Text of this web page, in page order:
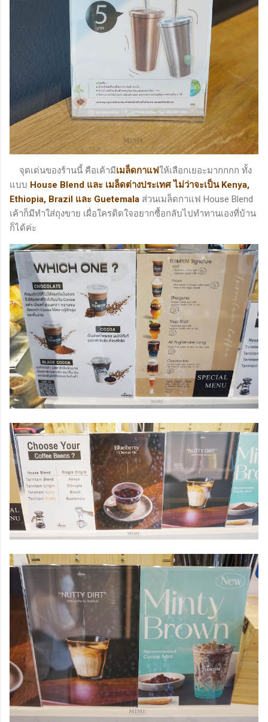
จุดเด่นของร้านนี้ คือเค้ามีเมล็ดกาแฟให้เลือกเยอะมากกกก ทั้ง
แบบ House Blend และ เมล็ดต่างประเทศ ไม่ว่าจะเป็น Kenya,
Ethiopia, Brazil และ Guetemala ส่วนเมล็ดกาแฟ House Blend
เค้าก็มีทำใส่ถุงขาย เผื่อใครติดใจอยากซื้อกลับไปทำทานเองที่บ้าน
ก็ได้ค่ะ